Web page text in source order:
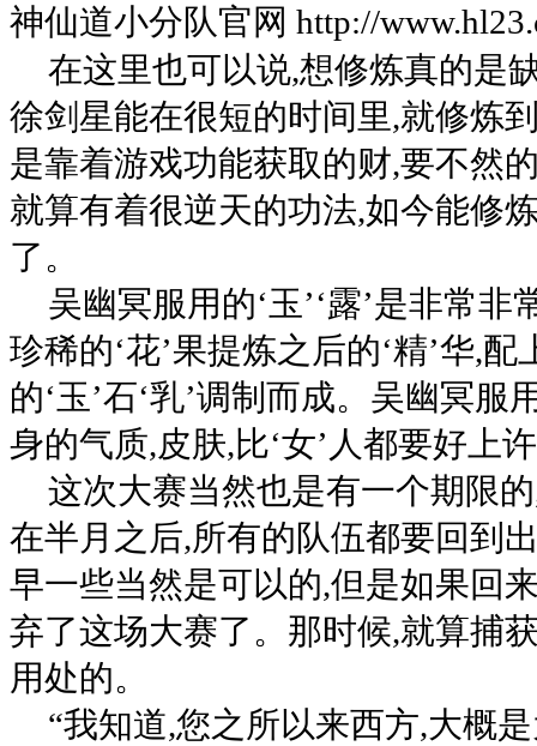
神仙道小分队官网 http://
在这里也可以说,想修炼真的是
徐剑星能在很短的时间里,就修炼
是靠着游戏功能获取的财,要不然
就算有着很逆天的功法,如今能修
了。
吴幽冥服用的‘玉’‘露’是非常
珍稀的‘花’果提炼之后的‘精’华,
的‘玉’石‘乳’调制而成。吴幽冥服
身的气质,皮肤,比‘女’人都要好上
这次大赛当然也是有一个期限
在半月之后,所有的队伍都要回到
早一些当然是可以的,但是如果回
弃了这场大赛了。那时候,就算捕
用处的。
“我知道,您之所以来西方,大概